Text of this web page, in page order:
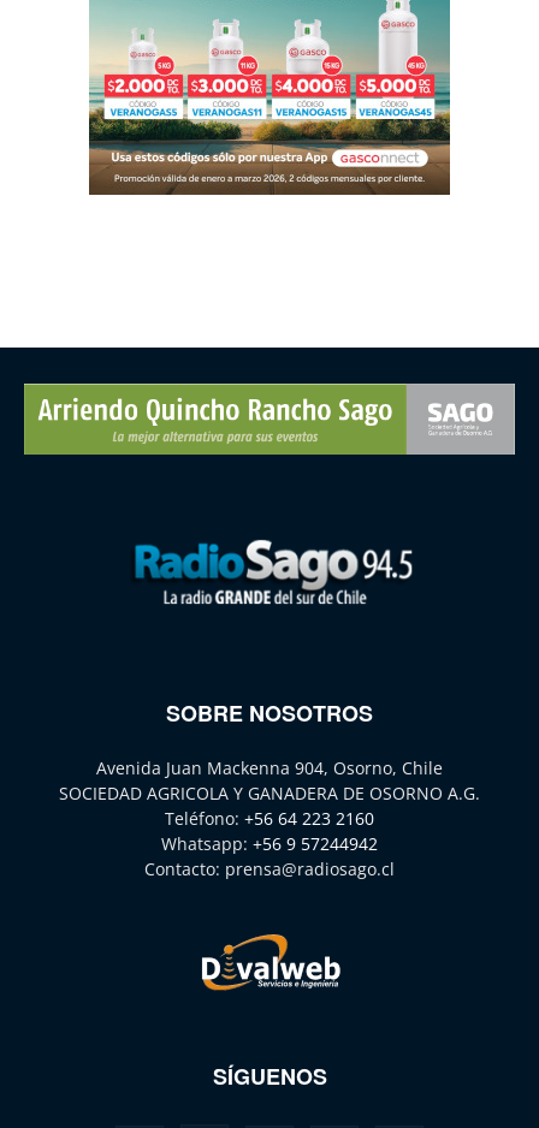
SOBRE NOSOTROS
Avenida Juan Mackenna 904, Osorno, Chile
SOCIEDAD AGRICOLA Y GANADERA DE OSORNO A.G.
Teléfono: +56 64 223 2160
Whatsapp: +56 9 57244942
Contacto: prensa@radiosago.cl
SÍGUENOS